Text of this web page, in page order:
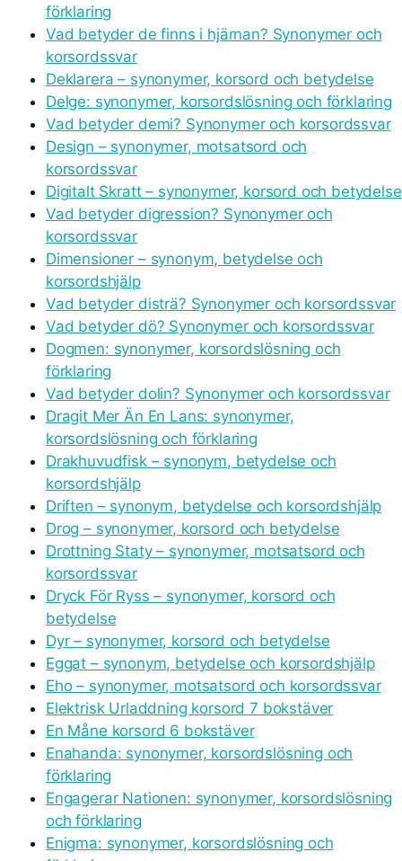
förklaring
Vad betyder de finns i hjärnan? Synonymer och
korsordssvar
Deklarera – synonymer, korsord och betydelse
Delge: synonymer, korsordslösning och förklaring
Vad betyder demi? Synonymer och korsordssvar
Design – synonymer, motsatsord och
korsordssvar
Digitalt Skratt – synonymer, korsord och betydelse
Vad betyder digression? Synonymer och
korsordssvar
Dimensioner – synonym, betydelse och
korsordshjälp
Vad betyder disträ? Synonymer och korsordssvar
Vad betyder dö? Synonymer och korsordssvar
Dogmen: synonymer, korsordslösning och
förklaring
Vad betyder dolin? Synonymer och korsordssvar
Dragit Mer Än En Lans: synonymer,
korsordslösning och förklaring
Drakhuvudfisk – synonym, betydelse och
korsordshjälp
Driften – synonym, betydelse och korsordshjälp
Drog – synonymer, korsord och betydelse
Drottning Staty – synonymer, motsatsord och
korsordssvar
Dryck För Ryss – synonymer, korsord och
betydelse
Dyr – synonymer, korsord och betydelse
Eggat – synonym, betydelse och korsordshjälp
Eho – synonymer, motsatsord och korsordssvar
Elektrisk Urladdning korsord 7 bokstäver
En Måne korsord 6 bokstäver
Enahanda: synonymer, korsordslösning och
förklaring
Engagerar Nationen: synonymer, korsordslösning
och förklaring
Enigma: synonymer, korsordslösning och